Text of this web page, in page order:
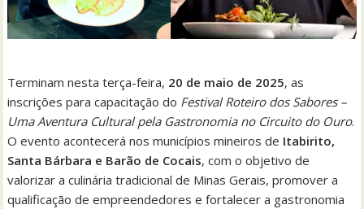
Terminam nesta terça-feira, 20 de maio de 2025, as
inscrições para capacitação do Festival Roteiro dos Sabores –
Uma Aventura Cultural pela Gastronomia no Circuito do Ouro.
O evento acontecerá nos municípios mineiros de Itabirito,
Santa Bárbara e Barão de Cocais, com o objetivo de
valorizar a culinária tradicional de Minas Gerais, promover a
qualificação de empreendedores e fortalecer a gastronomia